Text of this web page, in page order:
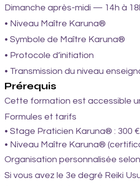
Dimanche après-midi — 14h à
• Niveau Maître Karuna®
• Symbole de Maître Karuna®
• Protocole d’initiation
• Transmission du niveau
Prérequis
Cette formation est accessible
Formules et tarifs
• Stage Praticien Karuna® : 300
• Niveau Maître Karuna®
Organisation personnalisée
Si vous avez le 3e degré Reiki